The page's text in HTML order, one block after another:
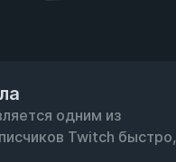
одним из
Twitch быстро,